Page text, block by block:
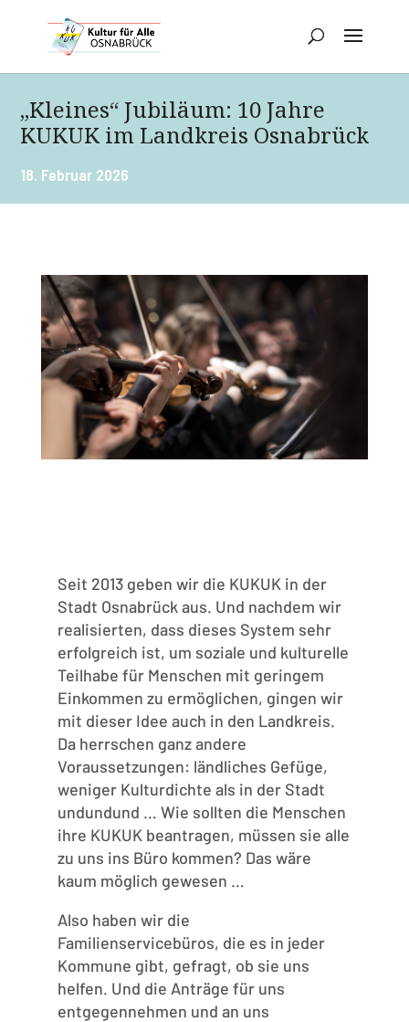
„Kleines“ Jubiläum: 10 Jahre
KUKUK im Landkreis Osnabrück
18. Februar 2026
Seit 2013 geben wir die KUKUK in der
Stadt Osnabrück aus. Und nachdem wir
realisierten, dass dieses System sehr
erfolgreich ist, um soziale und kulturelle
Teilhabe für Menschen mit geringem
Einkommen zu ermöglichen, gingen wir
mit dieser Idee auch in den Landkreis.
Da herrschen ganz andere
Voraussetzungen: ländliches Gefüge,
weniger Kulturdichte als in der Stadt
undundund … Wie sollten die Menschen
ihre KUKUK beantragen, müssen sie alle
zu uns ins Büro kommen? Das wäre
kaum möglich gewesen …
Also haben wir die
Familienservicebüros, die es in jeder
Kommune gibt, gefragt, ob sie uns
helfen. Und die Anträge für uns
entgegennehmen und an uns